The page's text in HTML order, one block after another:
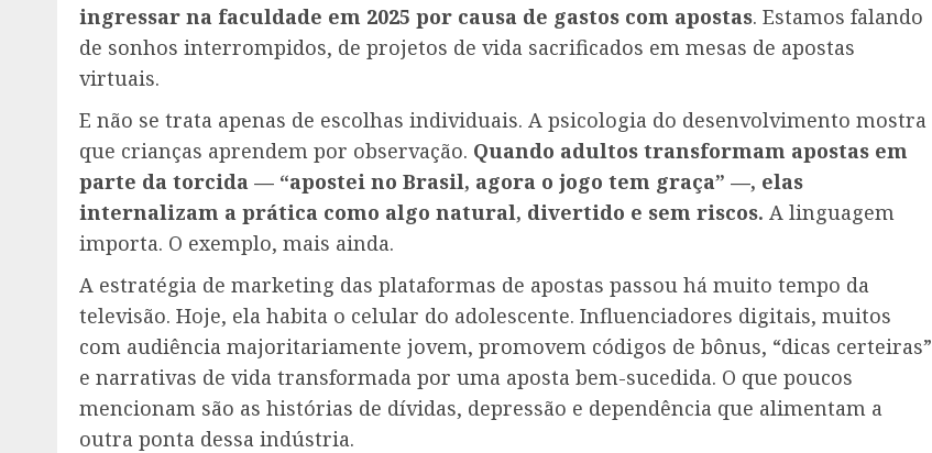
ingressar na faculdade em 2025 por causa de gastos com apostas. Estamos falando
de sonhos interrompidos, de projetos de vida sacrificados em mesas de apostas
virtuais.
E não se trata apenas de escolhas individuais. A psicologia do desenvolvimento mostra
que crianças aprendem por observação. Quando adultos transformam apostas em
parte da torcida — “apostei no Brasil, agora o jogo tem graça” —, elas
internalizam a prática como algo natural, divertido e sem riscos. A linguagem
importa. O exemplo, mais ainda.
A estratégia de marketing das plataformas de apostas passou há muito tempo da
televisão. Hoje, ela habita o celular do adolescente. Influenciadores digitais, muitos
com audiência majoritariamente jovem, promovem códigos de bônus, “dicas certeiras”
e narrativas de vida transformada por uma aposta bem-sucedida. O que poucos
mencionam são as histórias de dívidas, depressão e dependência que alimentam a
outra ponta dessa indústria.